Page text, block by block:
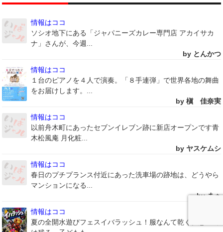
情報はココ
ソシオ地下にある「ジャパニーズカレー専門店 アカイサカ
ナ」さんが、今週...
by とんかつ
情報はココ
１台のピアノを４人で演奏。「８手連弾」で世界各地の舞曲
をお届けします。...
by 槇 佳奈実
情報はココ
以前舟木町にあったセブンイレブン跡に新店オープンです青
木松風庵 月化粧...
by ヤスケムシ
情報はココ
春日のプチプランス付近にあった洗車場の跡地は、どうやら
マンションになる...
by まぁ
情報はココ
夏の全開水遊びフェスイバラッシュ！服なんて乾く。思い出